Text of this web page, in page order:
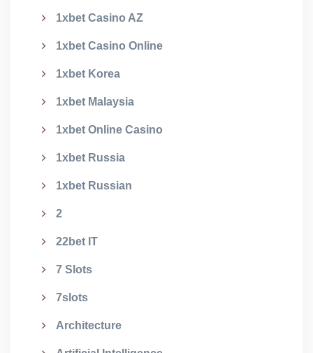
1xbet Casino AZ
1xbet Casino Online
1xbet Korea
1xbet Malaysia
1xbet Online Casino
1xbet Russia
1xbet Russian
2
22bet IT
7 Slots
7slots
Architecture